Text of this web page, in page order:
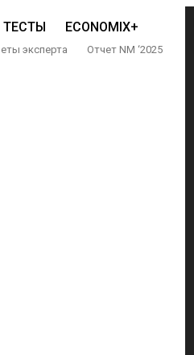
ТЕСТЫ ECONOMIX+
эксперта Отчет NM ‘2025